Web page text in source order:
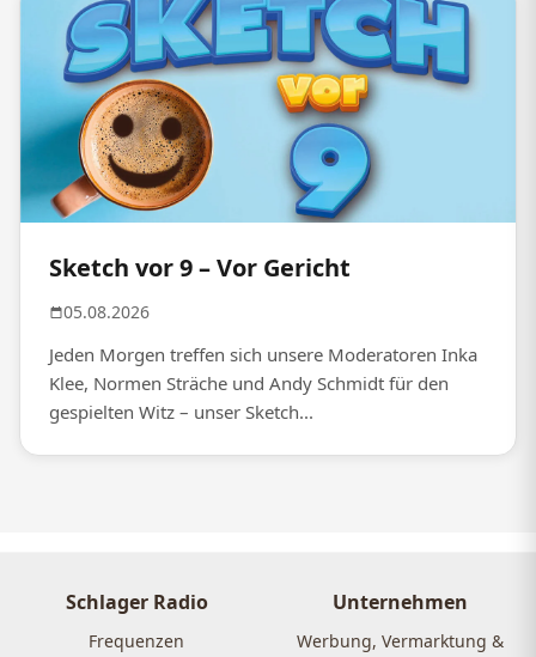
Sketch vor 9 – Vor Gericht
05.08.2026
Jeden Morgen treffen sich unsere Moderatoren Inka
Klee, Normen Sträche und Andy Schmidt für den
gespielten Witz – unser Sketch...
Schlager Radio
Frequenzen
Unternehmen
Werbung, Vermarktung &